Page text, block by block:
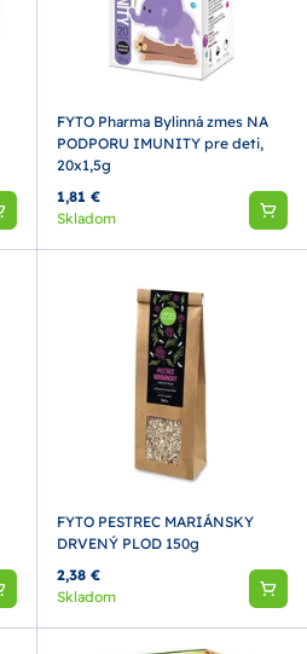
FYTO Pharma Bylinná zmes NA
PODPORU IMUNITY pre deti,
20x1,5g
1,81 €
Skladom
FYTO PESTREC MARIÁNSKY
DRVENÝ PLOD 150g
2,38 €
Skladom